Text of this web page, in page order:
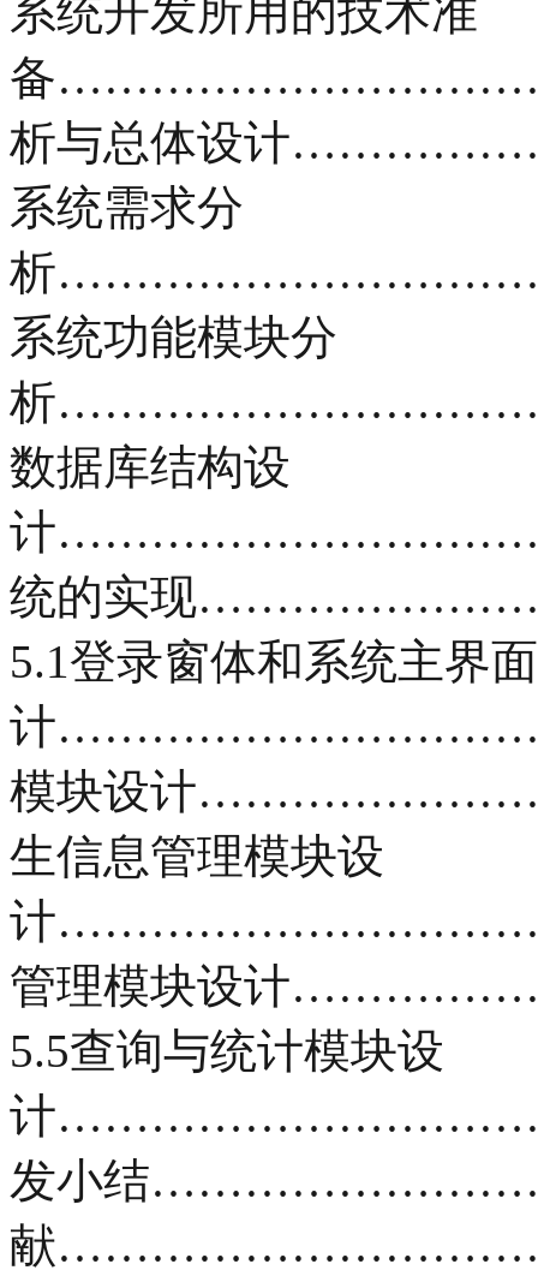
系统开发所用的技术准
备
析与总体设计
系统需求分
析
系统功能模块分
析
数据库结构设
计
统的实现
5.1登录窗体和系统主界
计
模块设计
生信息管理模块设
计
管理模块设计
5.5查询与统计模块设
计
发小结
献